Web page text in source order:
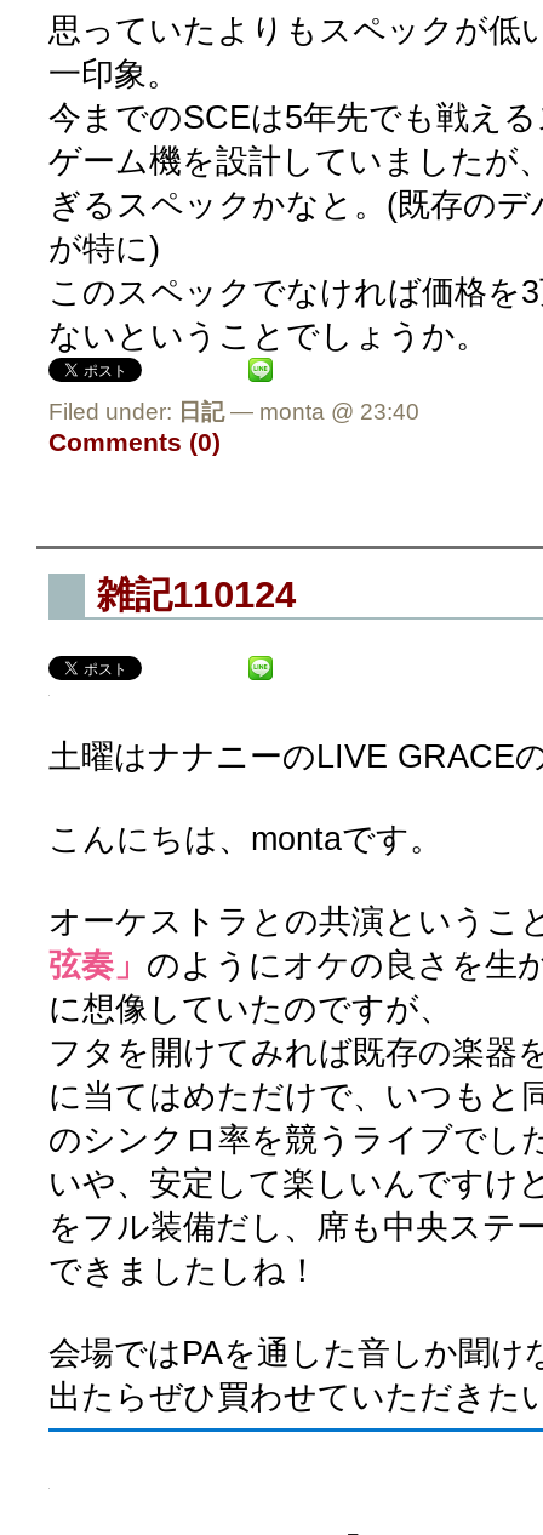
思っていたよりもスペックが低
一印象。
今までのSCEは5年先でも戦え
ゲーム機を設計していましたが
ぎるスペックかなと。(既存の
が特に)
このスペックでなければ価格を
ないということでしょうか。
Filed under: 日記— monta @ 23:40
Comments (0)
雑記110124
土曜はナナニーのLIVE GRACE
こんにちは、montaです。
オーケストラとの共演というこ
弦奏」 のようにオケの良さを生
に想像していたのですが、
フタを開けてみれば既存の楽器
に当てはめただけで、いつもと
のシンクロ率を競うライブでし
いや、安定して楽しいんですけ
をフル装備だし、席も中央ステ
できましたしね！
会場ではPAを通した音しか聞け
出たらぜひ買わせていただきた